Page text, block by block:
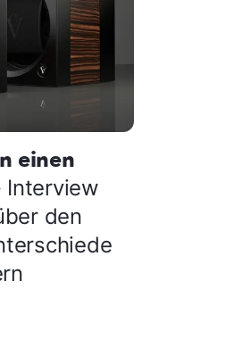
einen
Interview
den